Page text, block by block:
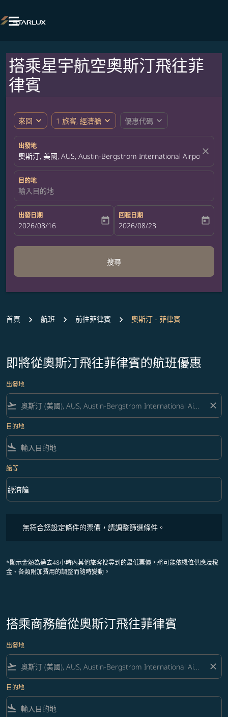

搭乘星宇航空奧斯汀飛往菲
律賓
來回 expand_more 1 旅客, 經濟艙 expand_more 優惠代碼 expand_more
出發地
奧斯汀, 美國, AUS, Austin-Bergstrom International Airportclose
目的地
輸入目的地
出發日期
fc-booking-departure-date-aria-label
2026/08/16 today
回程日期
fc-booking-return-date-aria-label
2026/08/23 today
搜尋
首頁 航班 前往菲律賓 奧斯汀 - 菲律賓
即將從奧斯汀飛往菲律賓的航班優惠
出發地
flight_takeoff close
目的地
flight_land
艙等
艙等 option 經濟艙 Selected
經濟艙
keyboard_arrow_down
無符合您設定條件的票價，請調整篩選條件。
*顯示金額為過去48小時內其他旅客搜尋到的最低票價，將可能依機位供應及稅
金、各類附加費用的調整而隨時變動。
搭乘商務艙從奧斯汀飛往菲律賓
出發地
flight_takeoff close
目的地
flight_land